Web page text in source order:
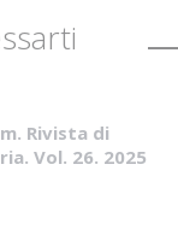
Rivista di
Vol. 26. 2025